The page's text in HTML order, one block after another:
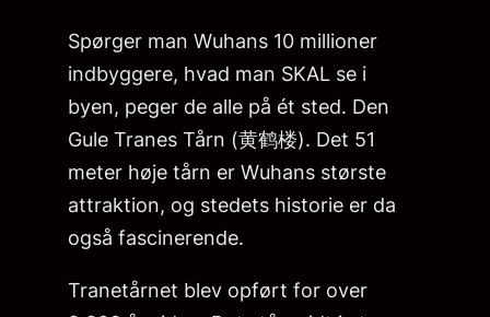
Spørger man Wuhans 10 millioner
indbyggere, hvad man SKAL se i
byen, peger de alle på ét sted. Den
Gule Tranes Tårn (黄鹤楼). Det 51
meter høje tårn er Wuhans største
attraktion, og stedets historie er da
også fascinerende.
Tranetårnet blev opført for over